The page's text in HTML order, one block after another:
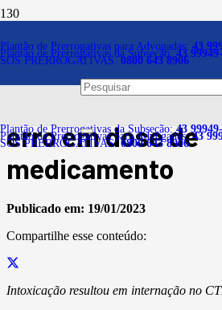
Plantão de Prerrogativas para Advogadas: 43
Plantão de Prerrogativas da Subseção:43
SOS PRERROGATIVAS:0800 643 8906
Plantão de Prerrogativas da Subseção:43
Plantão de Prerrogativas para Advogadas:43
SOS PRERROGATIVAS:0800 643 8906
Hospital deve
paciente em R$
erro em dose de
medicamento
Publicado em: 19/01/2023
Compartilhe esse conteúdo:
Intoxicação resultou em internação no